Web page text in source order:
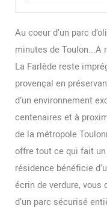
Au coeur d’un parc
minutes de Toulon...A
La Farlède reste
provençal en
d’un environnement
centenaires et à
de la métropole
offre tout ce qui fait
résidence bénéficie
écrin de verdure, vous
d’un parc sécurisé